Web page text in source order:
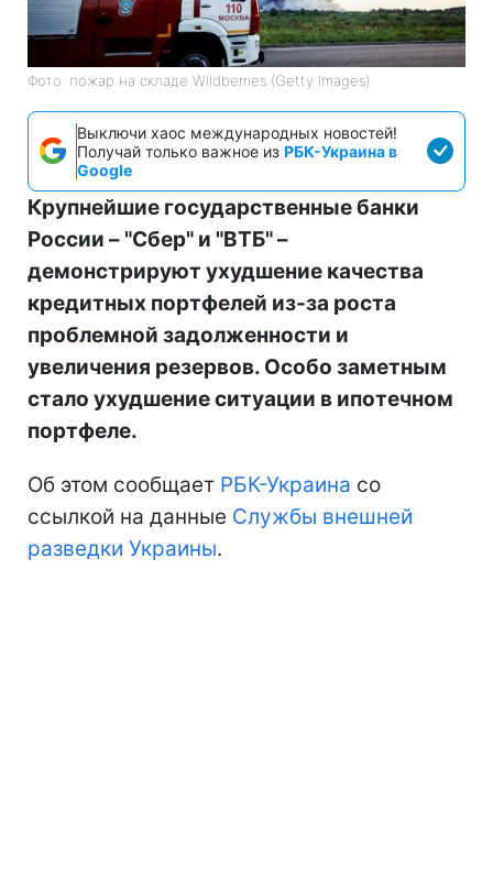
Фото: пожар на складе Wildberries (Getty Images)
Выключи хаос международных новостей!
Получай только важное из РБК-Украина в
Google
Крупнейшие государственные банки
России – "Сбер" и "ВТБ" –
демонстрируют ухудшение качества
кредитных портфелей из-за роста
проблемной задолженности и
увеличения резервов. Особо заметным
стало ухудшение ситуации в ипотечном
портфеле.
Об этом сообщает РБК-Украина со
ссылкой на данные Службы внешней
разведки Украины.